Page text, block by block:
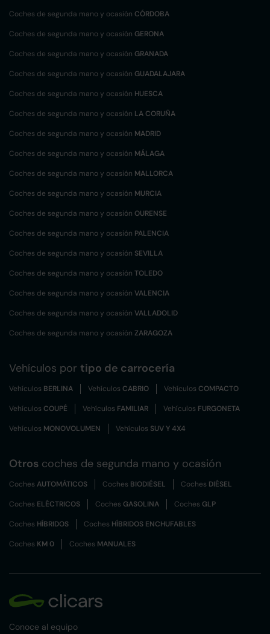
Coches de segunda mano y ocasión CÓRDOBA
Coches de segunda mano y ocasión GERONA
Coches de segunda mano y ocasión GRANADA
Coches de segunda mano y ocasión GUADALAJARA
Coches de segunda mano y ocasión HUESCA
Coches de segunda mano y ocasión LA CORUÑA
Coches de segunda mano y ocasión MADRID
Coches de segunda mano y ocasión MÁLAGA
Coches de segunda mano y ocasión MALLORCA
Coches de segunda mano y ocasión MURCIA
Coches de segunda mano y ocasión OURENSE
Coches de segunda mano y ocasión PALENCIA
Coches de segunda mano y ocasión SEVILLA
Coches de segunda mano y ocasión TOLEDO
Coches de segunda mano y ocasión VALENCIA
Coches de segunda mano y ocasión VALLADOLID
Coches de segunda mano y ocasión ZARAGOZA
Vehículos por tipo de carrocería
Vehículos BERLINA VehículosCABRIO VehículosCOMPACTO
VehículosCOUPÉ Vehículos FAMILIAR Vehículos FURGONETA
Vehículos MONOVOLUMEN Vehículos SUV Y 4X4
Otros coches de segunda mano y ocasión
CochesAUTOMÁTICOS Coches BIODIÉSEL Coches DIÉSEL
Coches ELÉCTRICOS CochesGASOLINA CochesGLP
Coches HÍBRIDOS Coches HÍBRIDOS ENCHUFABLES
Coches KM 0 Coches MANUALES
Conoce al equipo